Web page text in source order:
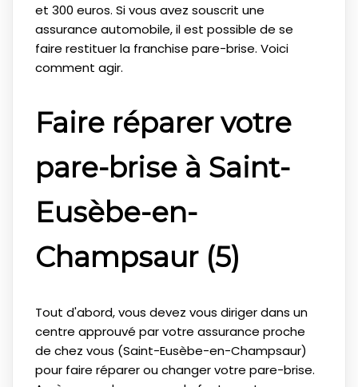
et 300 euros. Si vous avez souscrit une
assurance automobile, il est possible de se
faire restituer la franchise pare-brise. Voici
comment agir.
Faire réparer votre
pare-brise à Saint-
Eusèbe-en-
Champsaur (5)
Tout d'abord, vous devez vous diriger dans un
centre approuvé par votre assurance proche
de chez vous (Saint-Eusèbe-en-Champsaur)
pour faire réparer ou changer votre pare-brise.